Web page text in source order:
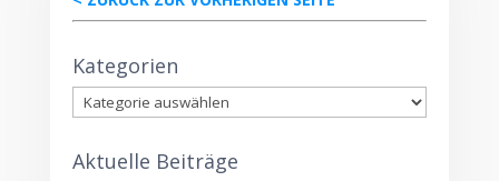
Kategorien
Kategorien
Aktuelle Beiträge